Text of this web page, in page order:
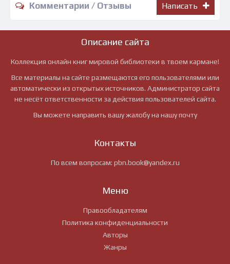
Комментарии / Отзывы Написать
Описание сайта
Коллекция онлайн книг мировой библиотеки в твоем кармане!
Все материалы на сайте размещаются его пользователями или
автоматически из открытых источников. Администратор сайта
не несёт ответственности за действия пользователей сайта.
Вы можете направить вашу жалобу на нашу почту
Контакты
По всем вопросам: pbn.book@yandex.ru
Меню
Правообладателям
Политика конфиденциальности
Авторы
Жанры